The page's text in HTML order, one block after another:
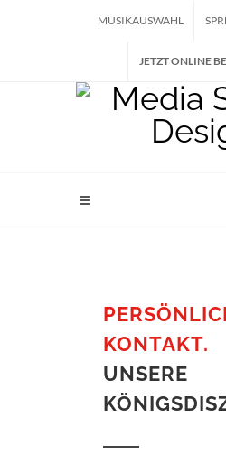
MUSIKAUSWAHL
JETZT ONLINE
KONTAKT.
UNSERE